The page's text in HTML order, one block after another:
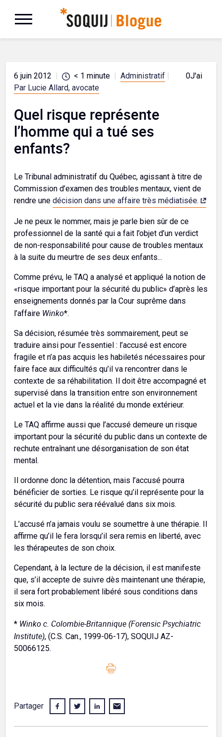
6 juin 2012 < 1 minute Administratif
Par Lucie Allard, avocate
0J'aime
Quel risque représente
l’homme qui a tué ses
enfants?
Le Tribunal administratif du Québec, agissant à titre de
Commission d’examen des troubles mentaux, vient de
rendre une décision dans une affaire très médiatisée.
Je ne peux le nommer, mais je parle bien sûr de ce
professionnel de la santé qui a fait l’objet d’un verdict
de non-responsabilité pour cause de troubles mentaux
à la suite du meurtre de ses deux enfants...
Comme prévu, le TAQ a analysé et appliqué la notion de
«risque important pour la sécurité du public» d’après les
enseignements donnés par la Cour suprême dans
l’affaire Winko*.
Sa décision, résumée très sommairement, peut se
traduire ainsi pour l’essentiel : l’accusé est encore
fragile et n’a pas acquis les habiletés nécessaires pour
faire face aux difficultés qu’il va rencontrer dans le
contexte de sa réhabilitation. Il doit être accompagné et
supervisé dans la transition entre son environnement
actuel et la vie dans la réalité du monde extérieur.
Le TAQ affirme aussi que l’accusé demeure un risque
important pour la sécurité du public dans un contexte de
rechute entraînant une désorganisation de son état
mental.
Il ordonne donc la détention, mais l’accusé pourra
bénéficier de sorties. Le risque qu’il représente pour la
sécurité du public sera réévalué dans six mois.
L’accusé n’a jamais voulu se soumettre à une thérapie. Il
affirme qu’il le fera lorsqu’il sera remis en liberté, avec
les thérapeutes de son choix.
Cependant, à la lecture de la décision, il est manifeste
que, s’il accepte de suivre dès maintenant une thérapie,
il sera fort probablement libéré sous conditions dans
six mois.
* Winko c. Colombie-Britannique (Forensic Psychiatric
Institute), (C.S. Can., 1999-06-17), SOQUIJ AZ-
50066125.
Partager